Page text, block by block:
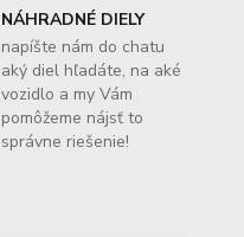
NÁHRADNÉ DIELY
napíšte nám do chatu
aký diel hľadáte, na aké
vozidlo a my Vám
pomôžeme nájsť to
správne riešenie!